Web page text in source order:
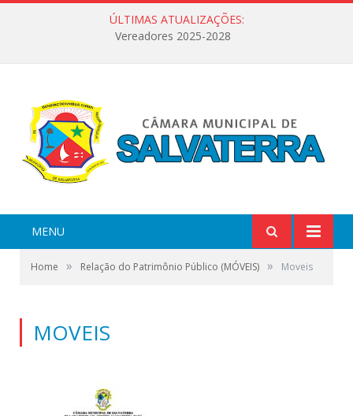
ÚLTIMAS ATUALIZAÇÕES:
Vereadores 2025-2028
MENU
Home » Relação do Patrimônio Público (MÓVEIS) » Moveis
MOVEIS